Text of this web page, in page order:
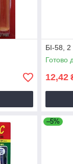
БІ-58,
Готово
12,42
–5%